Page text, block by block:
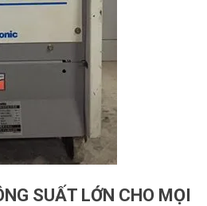
SUẤT LỚN CHO MỌI